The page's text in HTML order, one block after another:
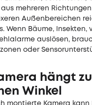
aus mehreren
Außenbereichen
Wenn Bäume,
auslösen,
oder
hängt
Winkel
montierte Kamera